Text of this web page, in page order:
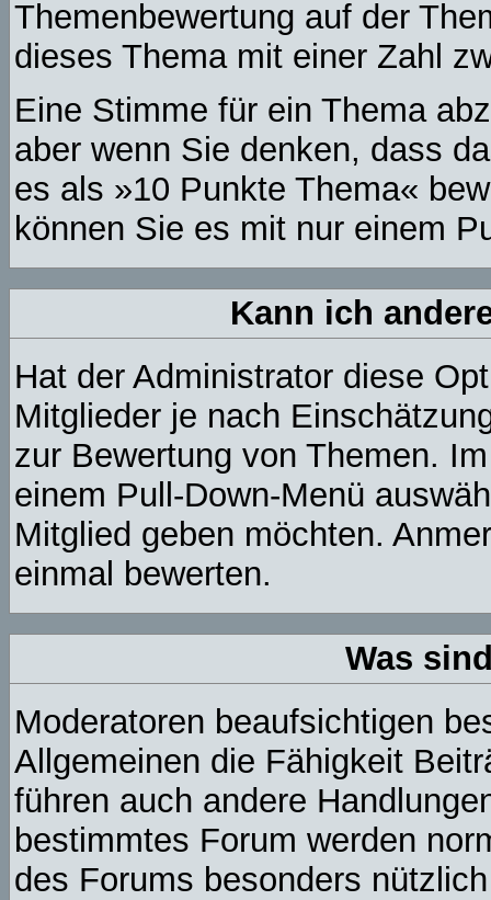
Themenbewertung auf der
dieses Thema mit einer Zahl
Eine Stimme für ein Thema
aber wenn Sie denken, dass
es als »10 Punkte Thema«
können Sie es mit nur einem
Kann ich
Hat der Administrator diese
Mitglieder je nach
zur Bewertung von Themen.
einem Pull-Down-Menü
Mitglied geben möchten.
einmal bewerten.
Was
Moderatoren beaufsichtigen
Allgemeinen die Fähigkeit
führen auch andere
bestimmtes Forum werden
des Forums besonders